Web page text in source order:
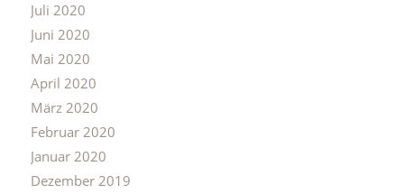
Juli 2020
Juni 2020
Mai 2020
April 2020
März 2020
Februar 2020
Januar 2020
Dezember 2019